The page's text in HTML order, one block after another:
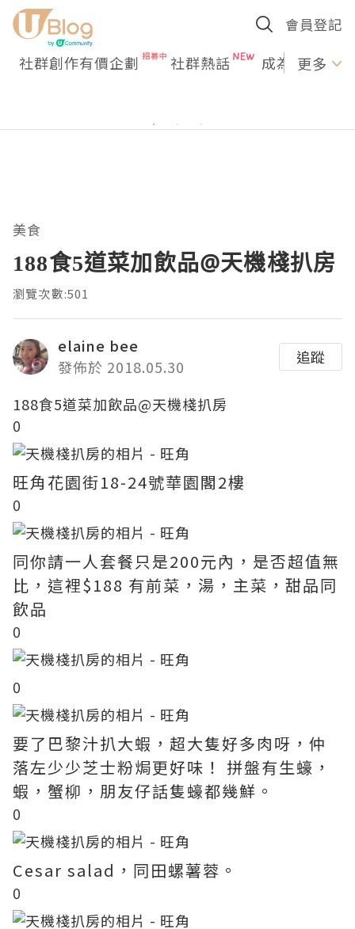
會員登記
社群創作有價企劃 社群熱話 成為U更多
美食
188食5道菜加飲品@天機棧扒房
瀏覽次數:501
elaine bee
發佈於 2018.05.30
追蹤
188食5道菜加飲品@天機棧扒房
0
旺角花園街18-24號華園閣2樓
0
同你請一人套餐只是200元內，是否超值無
比，這裡$188 有前菜，湯，主菜，甜品同
飲品
0
0
要了巴黎汁扒大蝦，超大隻好多肉呀，仲
落左少少芝士粉焗更好味！ 拼盤有生蠔，
蝦，蟹柳，朋友仔話隻蠔都幾鮮。
0
Cesar salad，同田螺薯蓉。
0